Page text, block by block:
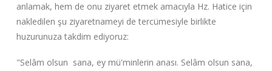
anlamak, hem de onu ziyaret etmek amacıyla Hz. Hatice için
nakledilen şu ziyaretnameyi de tercümesiyle birlikte
huzurunuza takdim ediyoruz:
"Selâm olsun sana, ey mü'minlerin anası. Selâm olsun sana,